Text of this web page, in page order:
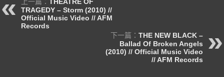
TRAGEDY – Storm (2010) //
Official Music Video // AFM
Records
下一篇： THE NEW BLACK –
Ballad Of Broken Angels
(2010) // Official Music Video
// AFM Records